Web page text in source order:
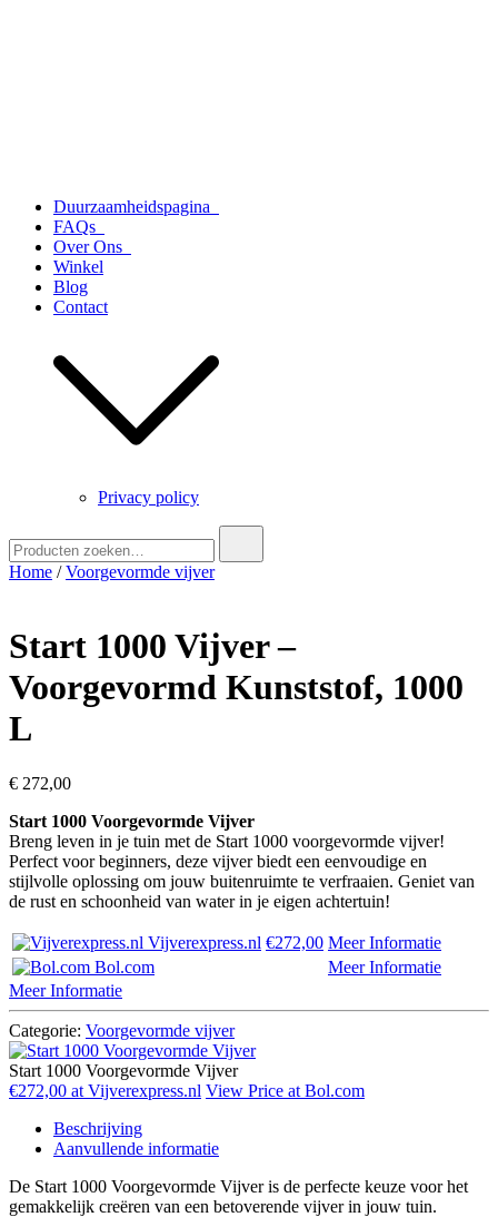
Duurzaamheidspagina
FAQs
Over Ons
Winkel
Blog
Contact
Privacy policy
naar:
Home /Voorgevormde vijver
Start 1000 Vijver –
Voorgevormd Kunststof, 1000
L
€ 272,00
Start 1000 Voorgevormde Vijver
Breng leven in je tuin met de Start 1000 voorgevormde vijver!
Perfect voor beginners, deze vijver biedt een eenvoudige en
stijlvolle oplossing om jouw buitenruimte te verfraaien. Geniet van
de rust en schoonheid van water in je eigen achtertuin!
Vijverexpress.nl €272,00 Meer Informatie
Bol.com
Meer Informatie
Meer Informatie
Categorie: Voorgevormde vijver
Start 1000 Voorgevormde Vijver
€272,00 at Vijverexpress.nl View Price at Bol.com
Beschrijving
Aanvullende informatie
De Start 1000 Voorgevormde Vijver is de perfecte keuze voor het
gemakkelijk creëren van een betoverende vijver in jouw tuin.